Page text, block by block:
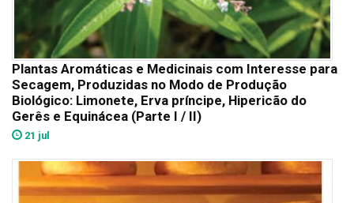
Plantas Aromáticas e Medicinais com Interesse para
Secagem, Produzidas no Modo de Produção
Biológico: Limonete, Erva príncipe, Hipericão do
Gerês e Equinácea (Parte I / II)
21 jul